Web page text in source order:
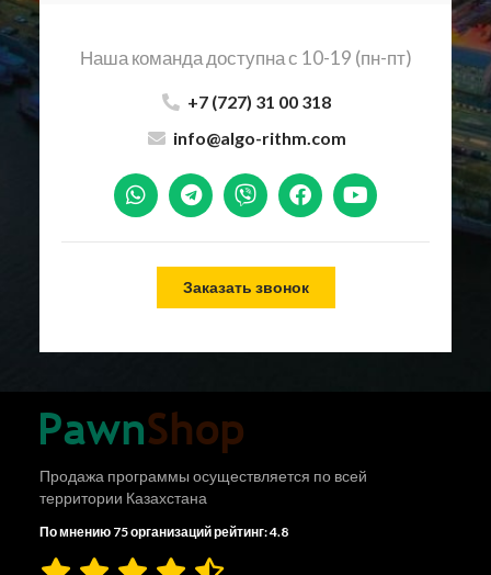
Наша команда доступна с 10-19 (пн-пт)
+7 (727) 31 00 318
info@algo-rithm.com
Заказать звонок
Продажа программы осуществляется по всей
территории Казахстана
По мнению 75 организаций рейтинг: 4.8